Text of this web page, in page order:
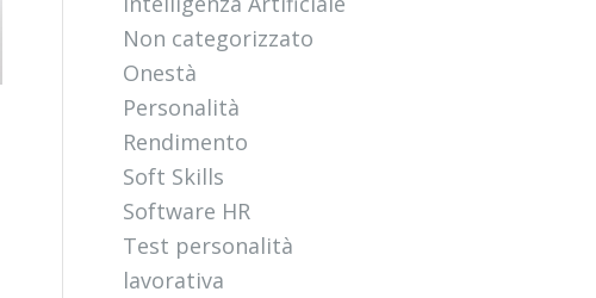
Non categorizzato
Onestà
Personalità
Rendimento
Soft Skills
Software HR
Test personalità
lavorativa